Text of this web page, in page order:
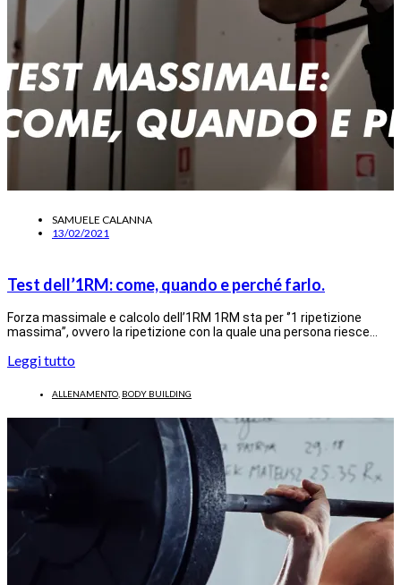
SAMUELE CALANNA
13/02/2021
Test dell’1RM: come, quando e perché farlo.
Forza massimale e calcolo dell’1RM 1RM sta per ‘’1 ripetizione
massima’’, ovvero la ripetizione con la quale una persona riesce…
Leggi tutto
ALLENAMENTO BODY BUILDING